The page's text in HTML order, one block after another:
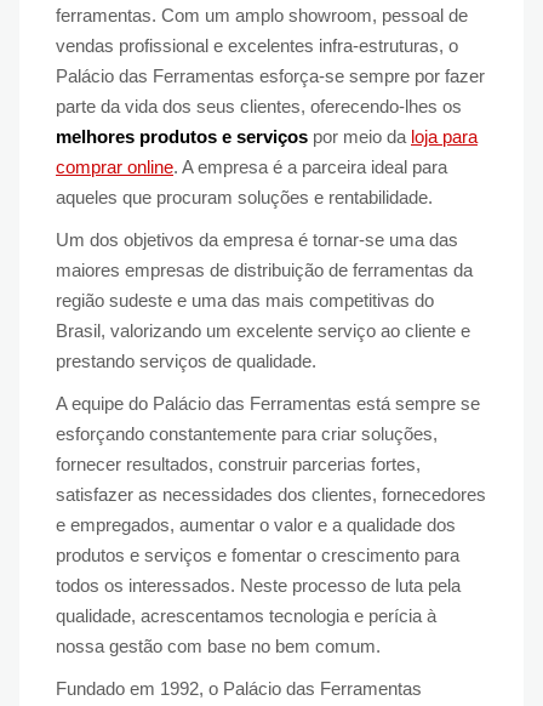
ferramentas. Com um amplo showroom, pessoal de
vendas profissional e excelentes infra-estruturas, o
Palácio das Ferramentas esforça-se sempre por fazer
parte da vida dos seus clientes, oferecendo-lhes os
melhores produtos e serviços por meio da loja para
comprar online. A empresa é a parceira ideal para
aqueles que procuram soluções e rentabilidade.
Um dos objetivos da empresa é tornar-se uma das
maiores empresas de distribuição de ferramentas da
região sudeste e uma das mais competitivas do
Brasil, valorizando um excelente serviço ao cliente e
prestando serviços de qualidade.
A equipe do Palácio das Ferramentas está sempre se
esforçando constantemente para criar soluções,
fornecer resultados, construir parcerias fortes,
satisfazer as necessidades dos clientes, fornecedores
e empregados, aumentar o valor e a qualidade dos
produtos e serviços e fomentar o crescimento para
todos os interessados. Neste processo de luta pela
qualidade, acrescentamos tecnologia e perícia à
nossa gestão com base no bem comum.
Fundado em 1992, o Palácio das Ferramentas